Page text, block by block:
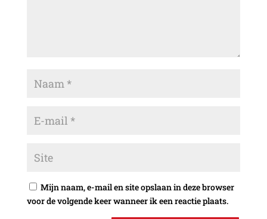
Mijn naam, e-mail en site opslaan in deze browser
voor de volgende keer wanneer ik een reactie plaats.